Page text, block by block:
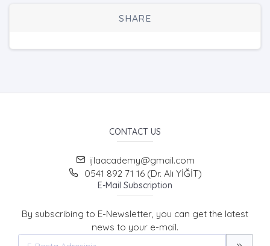
SHARE
CONTACT US
ijlaacademy@gmail.com
0541 892 71 16 (Dr. Ali YİĞİT)
E-Mail Subscription
By subscribing to E-Newsletter, you can get the latest
news to your e-mail.